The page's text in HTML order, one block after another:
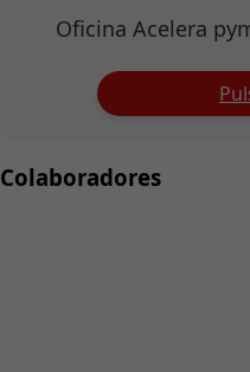
Oficina Acelera
Colaboradores